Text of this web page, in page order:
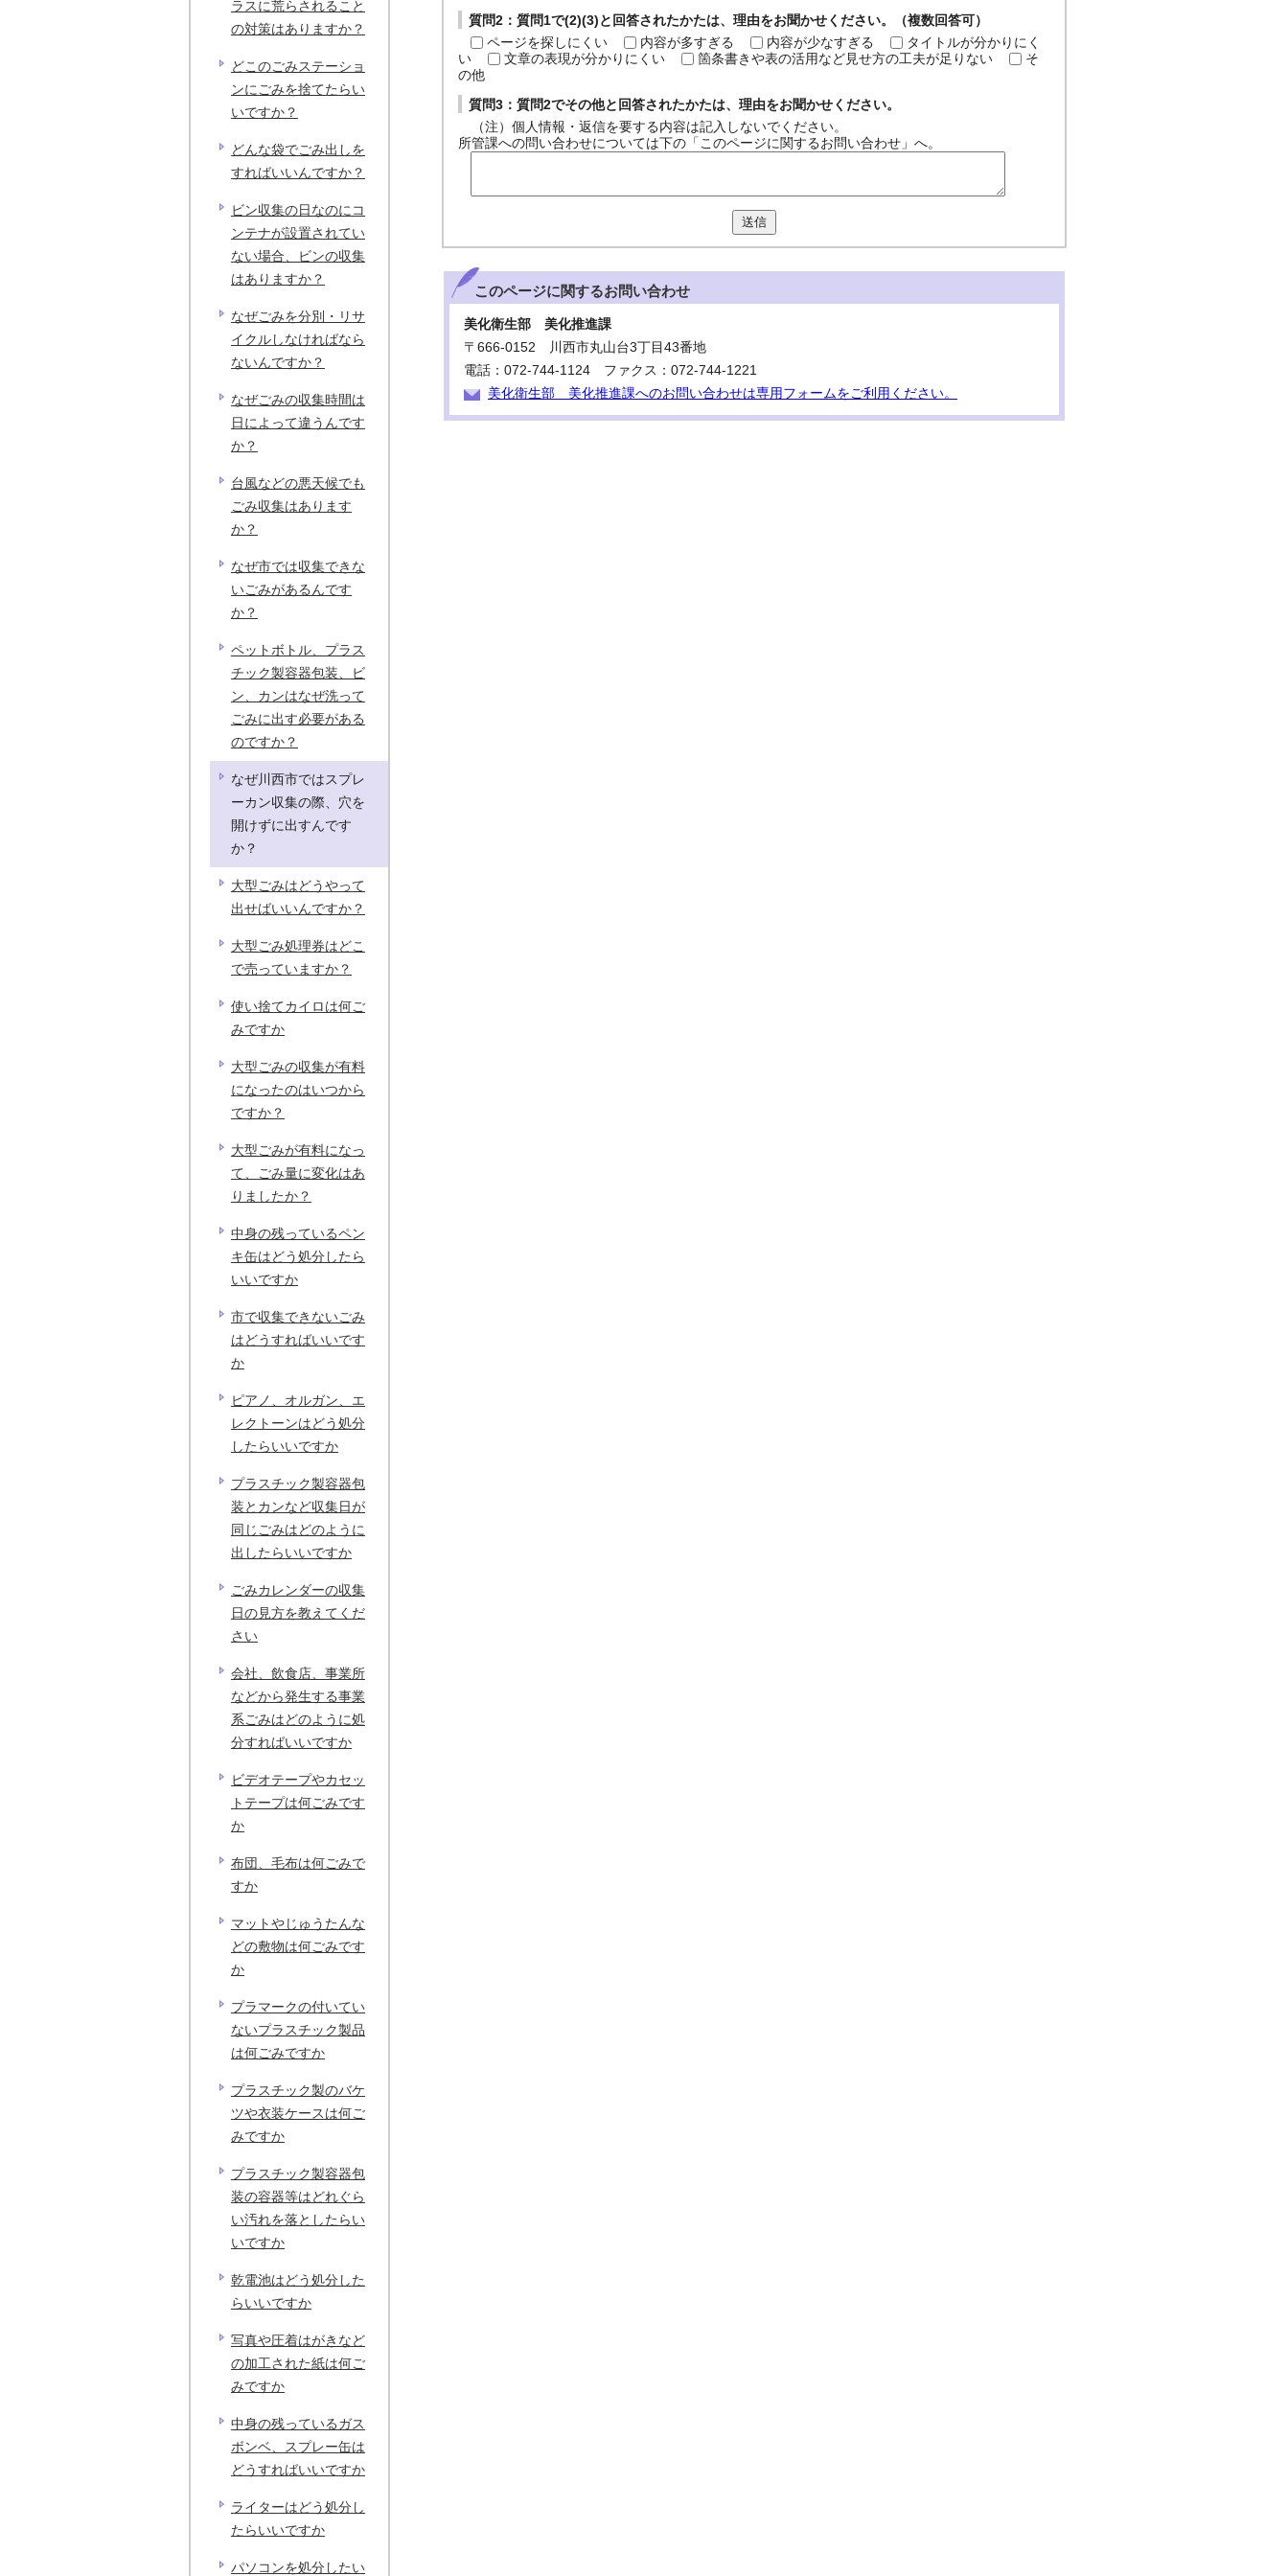
質問2：質問1で(2)(3)と回答されたかたは、理由をお聞かせください。（複数回答可）
ページを探しにくい
内容が多すぎる 内容が少なすぎる
タイトルが分かりにく
い
文章の表現が分かりにくい 箇条書きや表の活用など見せ方の工夫が足りない
そ
の他
質問3：質問2でその他と回答されたかたは、理由をお聞かせください。
（注）個人情報・返信を要する内容は記入しないでください。
所管課への問い合わせについては下の「このページに関するお問い合わせ」へ。
送信
このページに関するお問い合わせ
美化衛生部 美化推進課
〒666-0152 川西市丸山台3丁目43番地
電話：072-744-1124 ファクス：072-744-1221
美化衛生部 美化推進課へのお問い合わせは専用フォームをご利用ください。
ラスに荒らされること
の対策はありますか？
どこのごみステーショ
ンにごみを捨てたらい
いですか？
どんな袋でごみ出しを
すればいいんですか？
ビン収集の日なのにコ
ンテナが設置されてい
ない場合、ビンの収集
はありますか？
なぜごみを分別・リサ
イクルしなければなら
ないんですか？
なぜごみの収集時間は
日によって違うんです
か？
台風などの悪天候でも
ごみ収集はあります
か？
なぜ市では収集できな
いごみがあるんです
か？
ペットボトル、プラス
チック製容器包装、ビ
ン、カンはなぜ洗って
ごみに出す必要がある
のですか？
なぜ川西市ではスプレ
ーカン収集の際、穴を
開けずに出すんです
か？
大型ごみはどうやって
出せばいいんですか？
大型ごみ処理券はどこ
で売っていますか？
使い捨てカイロは何ご
みですか
大型ごみの収集が有料
になったのはいつから
ですか？
大型ごみが有料になっ
て、ごみ量に変化はあ
りましたか？
中身の残っているペン
キ缶はどう処分したら
いいですか
市で収集できないごみ
はどうすればいいです
か
ピアノ、オルガン、エ
レクトーンはどう処分
したらいいですか
プラスチック製容器包
装とカンなど収集日が
同じごみはどのように
出したらいいですか
ごみカレンダーの収集
日の見方を教えてくだ
さい
会社、飲食店、事業所
などから発生する事業
系ごみはどのように処
分すればいいですか
ビデオテープやカセッ
トテープは何ごみです
か
布団、毛布は何ごみで
すか
マットやじゅうたんな
どの敷物は何ごみです
か
プラマークの付いてい
ないプラスチック製品
は何ごみですか
プラスチック製のバケ
ツや衣装ケースは何ご
みですか
プラスチック製容器包
装の容器等はどれぐら
い汚れを落としたらい
いですか
乾電池はどう処分した
らいいですか
写真や圧着はがきなど
の加工された紙は何ご
みですか
中身の残っているガス
ボンベ、スプレー缶は
どうすればいいですか
ライターはどう処分し
たらいいですか
パソコンを処分したい